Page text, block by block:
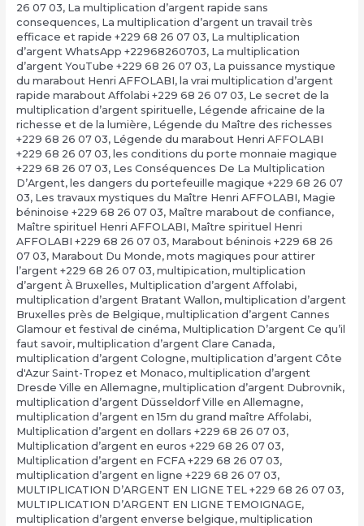
26 07 03, La multiplication d’argent rapide sans
consequences, La multiplication d’argent un travail très
efficace et rapide +229 68 26 07 03, La multiplication
d’argent WhatsApp +22968260703, La multiplication
d’argent YouTube +229 68 26 07 03, La puissance mystique
du marabout Henri AFFOLABI, la vrai multiplication d’argent
rapide marabout Affolabi +229 68 26 07 03, Le secret de la
multiplication d’argent spirituelle, Légende africaine de la
richesse et de la lumière, Légende du Maître des richesses
+229 68 26 07 03, Légende du marabout Henri AFFOLABI
+229 68 26 07 03, les conditions du porte monnaie magique
+229 68 26 07 03, Les Conséquences De La Multiplication
D’Argent, les dangers du portefeuille magique +229 68 26 07
03, Les travaux mystiques du Maître Henri AFFOLABI, Magie
béninoise +229 68 26 07 03, Maître marabout de confiance,
Maître spirituel Henri AFFOLABI, Maître spirituel Henri
AFFOLABI +229 68 26 07 03, Marabout béninois +229 68 26
07 03, Marabout Du Monde, mots magiques pour attirer
l’argent +229 68 26 07 03, multipication, multiplication
d’argent À Bruxelles, Multiplication d’argent Affolabi,
multiplication d’argent Bratant Wallon, multiplication d’argent
Bruxelles près de Belgique, multiplication d’argent Cannes
Glamour et festival de cinéma, Multiplication D’argent Ce qu’il
faut savoir, multiplication d’argent Clare Canada,
multiplication d’argent Cologne, multiplication d’argent Côte
d'Azur Saint-Tropez et Monaco, multiplication d’argent
Dresde Ville en Allemagne, multiplication d’argent Dubrovnik,
multiplication d’argent Düsseldorf Ville en Allemagne,
multiplication d’argent en 15m du grand maître Affolabi,
Multiplication d’argent en dollars +229 68 26 07 03,
Multiplication d’argent en euros +229 68 26 07 03,
Multiplication d’argent en FCFA +229 68 26 07 03,
multiplication d’argent en ligne +229 68 26 07 03,
MULTIPLICATION D’ARGENT EN LIGNE TEL +229 68 26 07 03,
MULTIPLICATION D’ARGENT EN LIGNE TEMOIGNAGE,
multiplication d’argent enverse belgique, multiplication